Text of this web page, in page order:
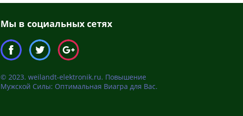
Мы в социальных сетях
© 2023. weilandt-elektronik.ru. Повышение
Мужской Силы: Оптимальная Виагра для Вас.